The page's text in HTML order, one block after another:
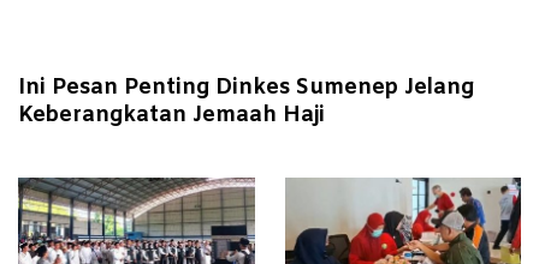
Ini Pesan Penting Dinkes Sumenep Jelang
Keberangkatan Jemaah Haji